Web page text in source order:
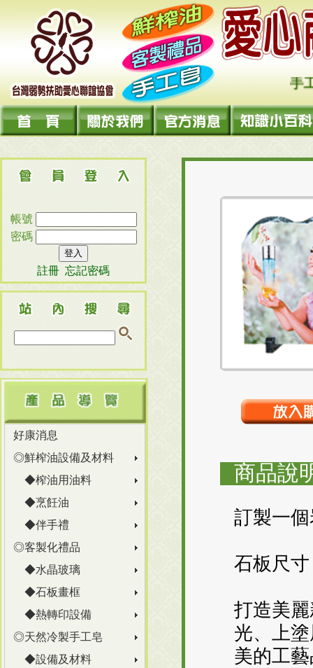
手工皂
帳號
密碼
註冊 忘記密碼
好康消息
◎鮮榨油設備及材料
◆榨油用油料
◆烹飪油
◆伴手禮
◎客製化禮品
◆水晶玻璃
◆石板畫框
◆熱轉印設備
◎天然冷製手工皂
◆設備及材料
商品說
訂製一
石板尺
打造美
光、上
美的工